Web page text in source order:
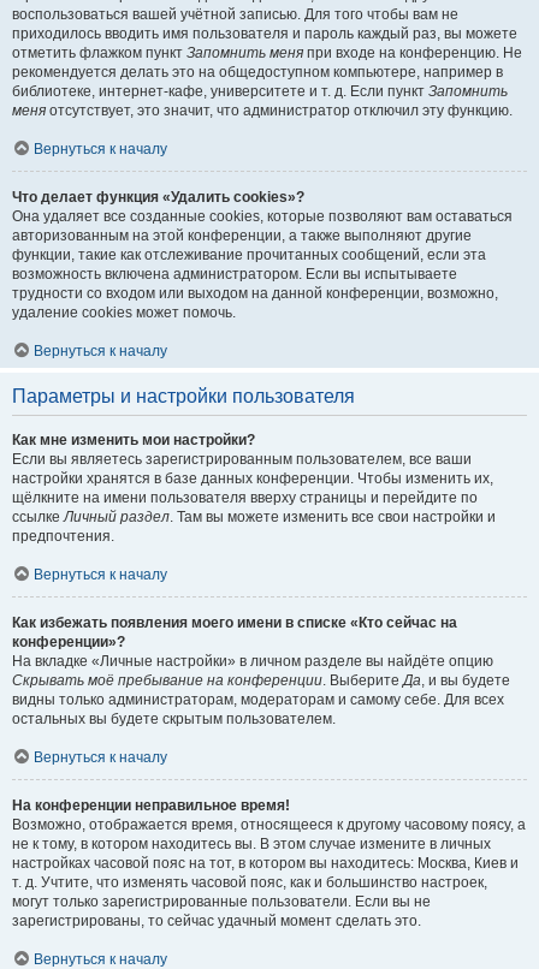
воспользоваться вашей учётной записью. Для того чтобы вам не
приходилось вводить имя пользователя и пароль каждый раз, вы можете
отметить флажком пункт Запомнить меня при входе на конференцию. Не
рекомендуется делать это на общедоступном компьютере, например в
библиотеке, интернет-кафе, университете и т. д. Если пункт Запомнить
меня отсутствует, это значит, что администратор отключил эту функцию.
Вернуться к началу
Что делает функция «Удалить cookies»?
Она удаляет все созданные cookies, которые позволяют вам оставаться
авторизованным на этой конференции, а также выполняют другие
функции, такие как отслеживание прочитанных сообщений, если эта
возможность включена администратором. Если вы испытываете
трудности со входом или выходом на данной конференции, возможно,
удаление cookies может помочь.
Вернуться к началу
Параметры и настройки пользователя
Как мне изменить мои настройки?
Если вы являетесь зарегистрированным пользователем, все ваши
настройки хранятся в базе данных конференции. Чтобы изменить их,
щёлкните на имени пользователя вверху страницы и перейдите по
ссылкеЛичный раздел. Там вы можете изменить все свои настройки и
предпочтения.
Вернуться к началу
Как избежать появления моего имени в списке «Кто сейчас на
конференции»?
На вкладке «Личные настройки» в личном разделе вы найдёте опцию
Скрывать моё пребывание на конференции. ВыберитеДа, и вы будете
видны только администраторам, модераторам и самому себе. Для всех
остальных вы будете скрытым пользователем.
Вернуться к началу
На конференции неправильное время!
Возможно, отображается время, относящееся к другому часовому поясу, а
не к тому, в котором находитесь вы. В этом случае измените в личных
настройках часовой пояс на тот, в котором вы находитесь: Москва, Киев и
т. д. Учтите, что изменять часовой пояс, как и большинство настроек,
могут только зарегистрированные пользователи. Если вы не
зарегистрированы, то сейчас удачный момент сделать это.
Вернуться к началу